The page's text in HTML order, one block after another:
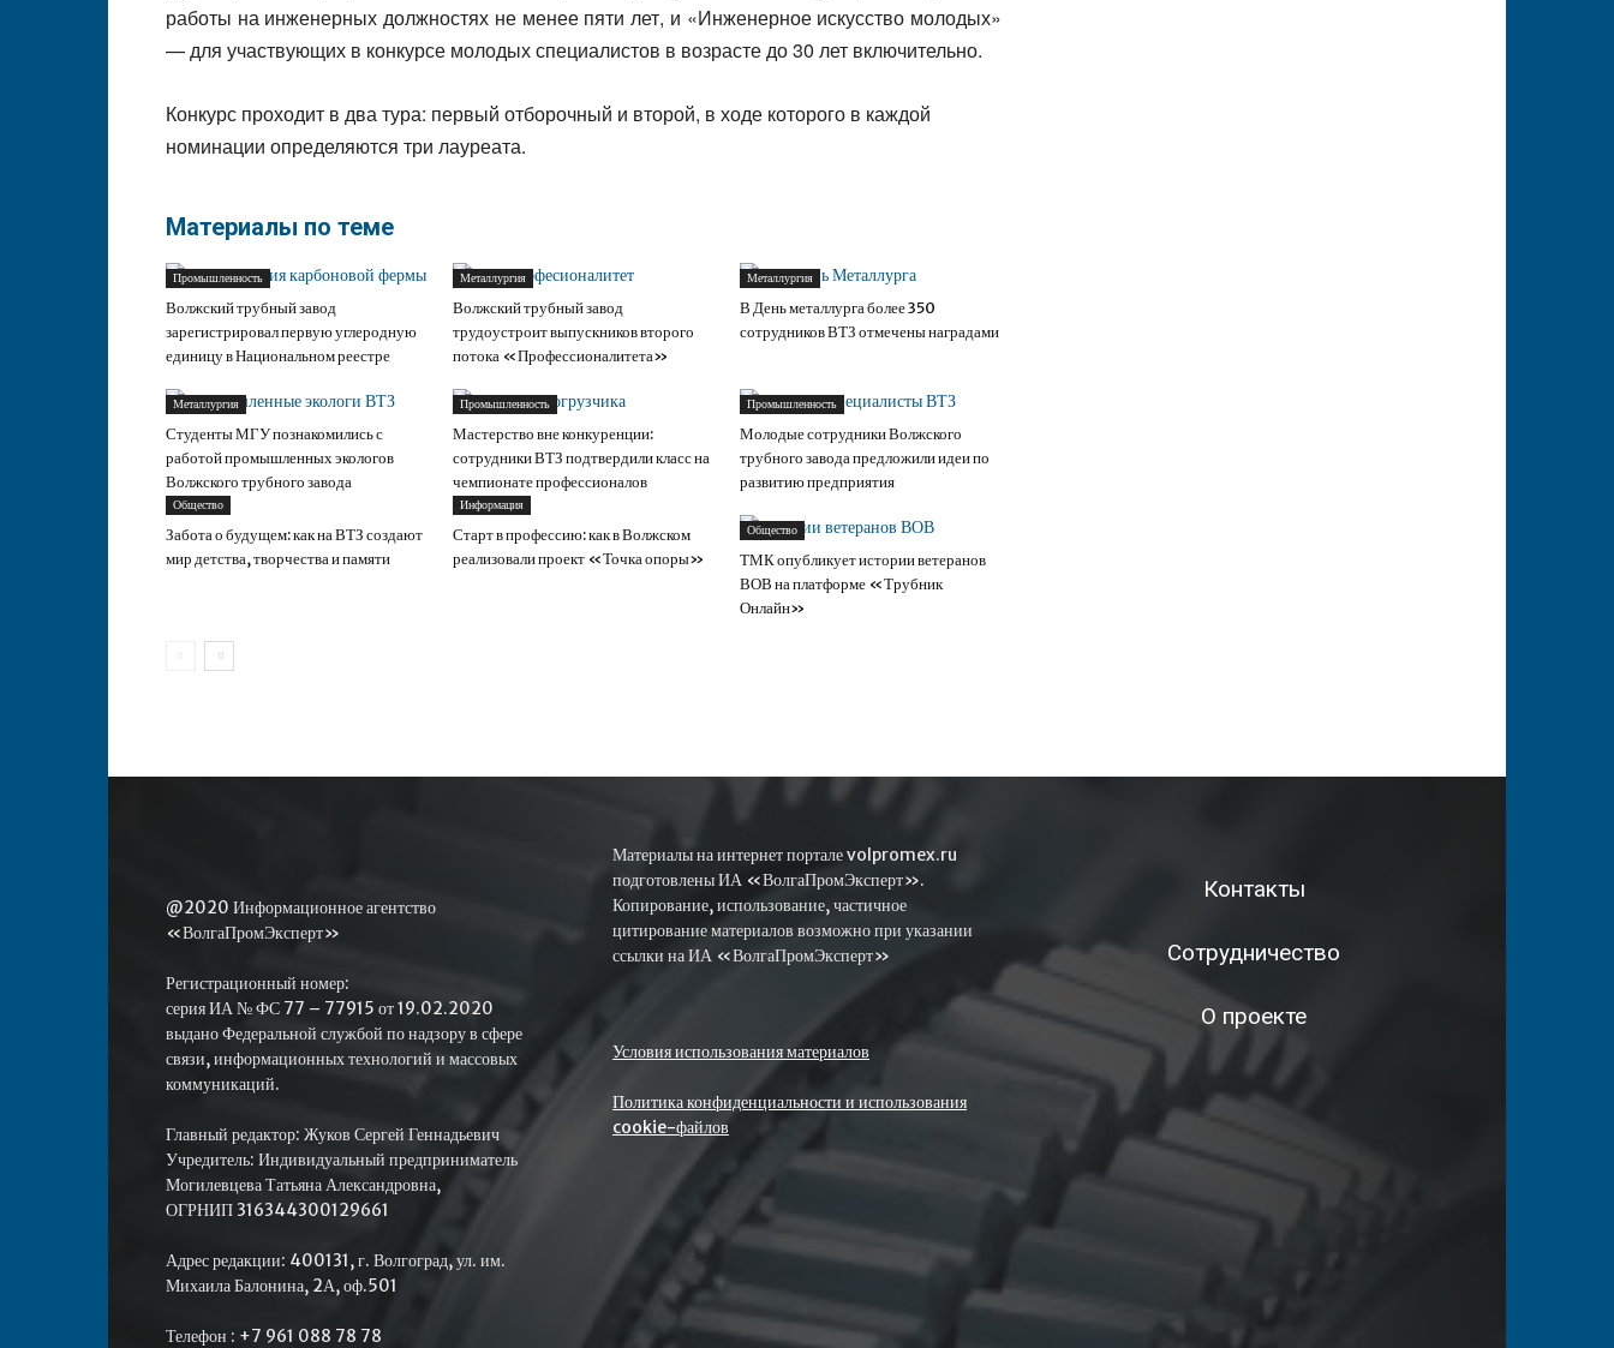
работы на инженерных должностях не менее пяти лет, и «Инженерное искусство молодых»
— для участвующих в конкурсе молодых специалистов в возрасте до 30 лет включительно.
Конкурс проходит в два тура: первый отборочный и второй, в ходе которого в каждой
номинации определяются три лауреата.
Материалы по теме
Промышленность
Волжский трубный завод
зарегистрировал первую углеродную
единицу в Национальном реестре
Металлургия
Волжский трубный завод
трудоустроит выпускников второго
потока «Профессионалитета»
Металлургия
В День металлурга более 350
сотрудников ВТЗ отмечены наградами
Металлургия
Студенты МГУ познакомились с
работой промышленных экологов
Волжского трубного завода
Промышленность
Мастерство вне конкуренции:
сотрудники ВТЗ подтвердили класс на
чемпионате профессионалов
Промышленность
Молодые сотрудники Волжского
трубного завода предложили идеи по
развитию предприятия
Общество
Забота о будущем: как на ВТЗ создают
мир детства, творчества и памяти
Информация
Старт в профессию: как в Волжском
реализовали проект «Точка опоры»
Общество
ТМК опубликует истории ветеранов
ВОВ на платформе «Трубник
Онлайн»
@2020 Информационное агентство
«ВолгаПромЭксперт»
Регистрационный номер:
серия ИА № ФС 77 – 77915 от 19.02.2020
выдано Федеральной службой по надзору в сфере
связи, информационных технологий и массовых
коммуникаций.
Главный редактор: Жуков Сергей Геннадьевич
Учредитель: Индивидуальный предприниматель
Могилевцева Татьяна Александровна,
ОГРНИП 316344300129661
Адрес редакции: 400131, г. Волгоград, ул. им.
Михаила Балонина, 2А, оф.501
Телефон : +7 961 088 78 78
Материалы на интернет портале volpromex.ru
подготовлены ИА «ВолгаПромЭксперт».
Копирование, использование, частичное
цитирование материалов возможно при указании
ссылки на ИА «ВолгаПромЭксперт»
Условия использования материалов
Политика конфиденциальности и использования
cookie-файлов
Контакты
Сотрудничество
О проекте